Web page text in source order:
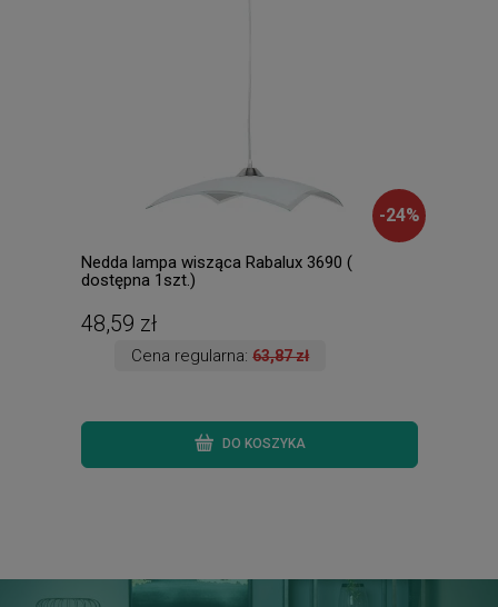
-24%
Nedda lampa wisząca Rabalux 3690 (
dostępna 1szt.)
48,59 zł
Cena regularna:63,87 zł
DO KOSZYKA